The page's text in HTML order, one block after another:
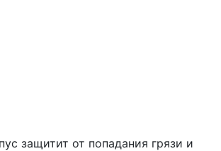
защитит от попадания грязи и